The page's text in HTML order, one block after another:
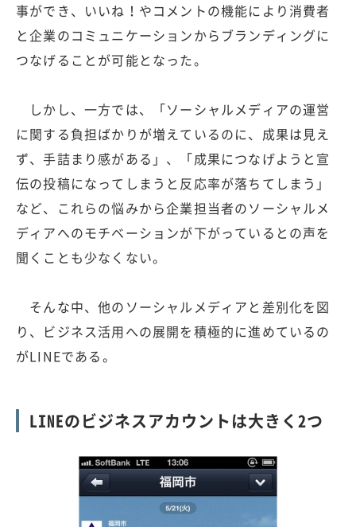
事ができ、いいね！やコメントの機能により消費者
と企業のコミュニケーションからブランディングに
つなげることが可能となった。
しかし、一方では、「ソーシャルメディアの運営
に関する負担ばかりが増えているのに、成果は見え
ず、手詰まり感がある」、「成果につなげようと宣
伝の投稿になってしまうと反応率が落ちてしまう」
など、これらの悩みから企業担当者のソーシャルメ
ディアへのモチベーションが下がっているとの声を
聞くことも少なくない。
そんな中、他のソーシャルメディアと差別化を図
り、ビジネス活用への展開を積極的に進めているの
がLINEである。
LINEのビジネスアカウントは大きく2つ